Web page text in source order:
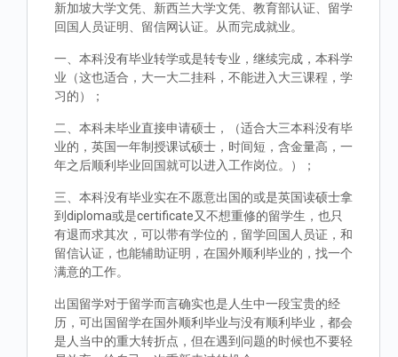
新加坡大学文凭、新西兰大学文凭、教育部认证、留学
回国人员证明、留信网认证。从而完成就业。
一、本科没有毕业转学或是转专业，继续完成，本科学
业（这也适合，大一大二挂科，不能进入大三课程，学
习的）；
二、本科未毕业直接申请硕士，（适合大三本科没有毕
业的，英国一年制授课试硕士，时间短，含金量高，一
年之后顺利毕业回国就可以进入工作岗位。）；
三、本科没有毕业实在不愿意出国的或是英国读硕士拿
到diploma或是certificate又不想重修的留学生，也只
有退而求其次，可以带有学位的，留学回国人员证，和
留信认证，也能辅助证明，在国外顺利毕业的，找一个
满意的工作。
出国留学对于留学而言确实也是人生中一段宝贵的经
历，可出国留学在国外顺利毕业与没有顺利毕业，都会
是人当中的重大转折点，但在遇到问题的时候也不要轻